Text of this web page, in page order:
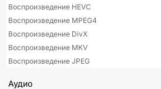
Воспроизведение HEVC
Воспроизведение MPEG4
Воспроизведение DivX
Воспроизведение MKV
Воспроизведение JPEG
Аудио